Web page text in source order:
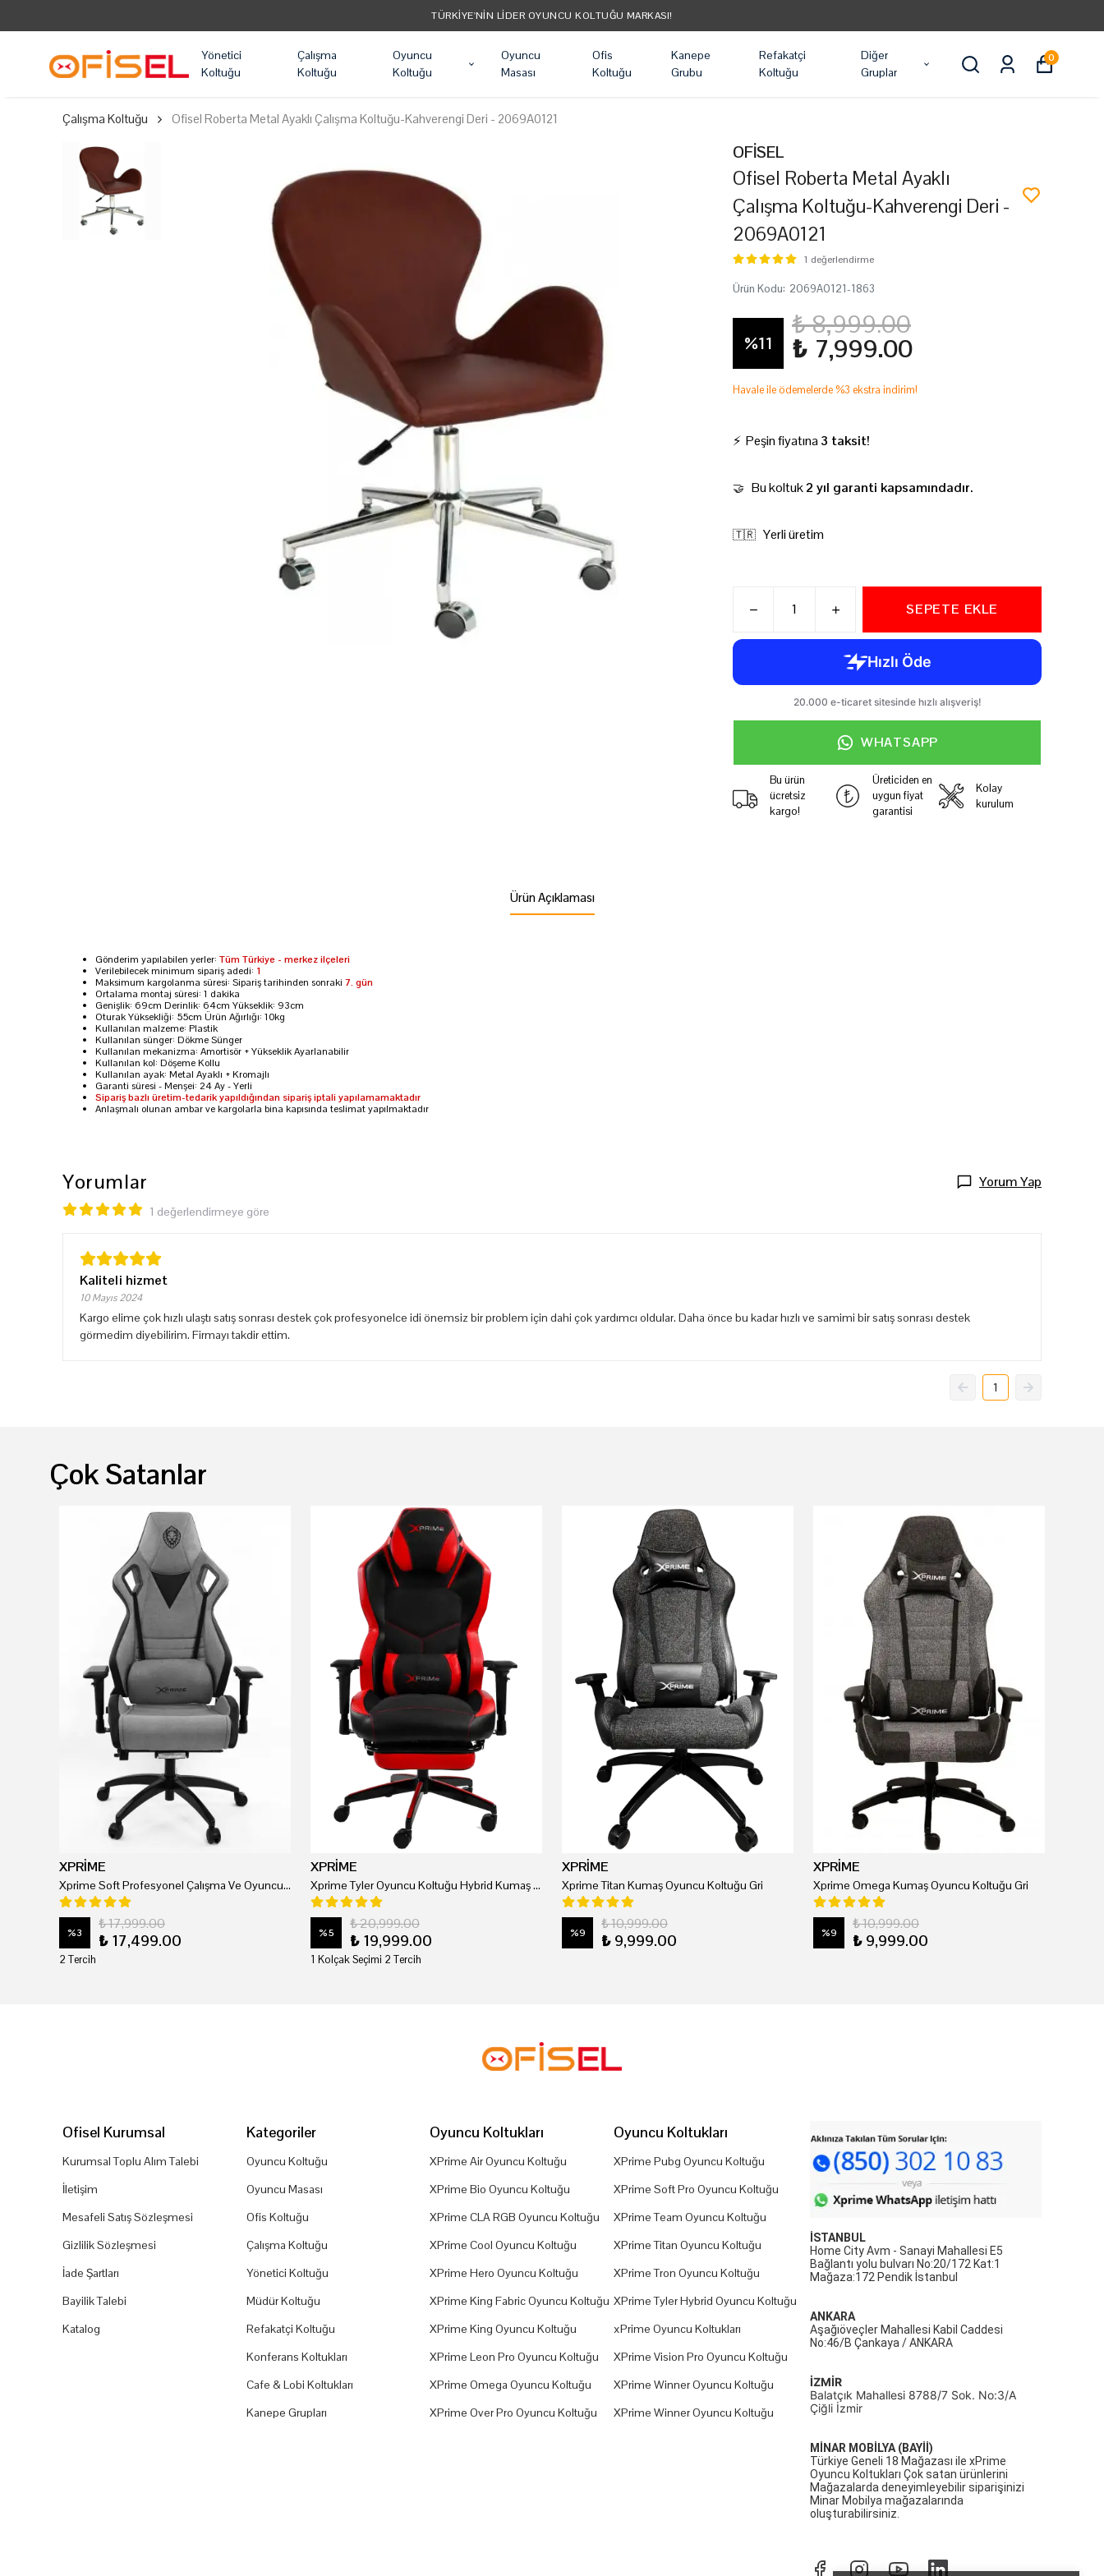
Yönetici
Koltuğu
Çalışma
Koltuğu
Oyuncu
Koltuğu
Oyuncu
Masası
Ofis
Koltuğu
Kanepe
Grubu
Refakatçi
Koltuğu
Diğer
Gruplar
0
Çalışma Koltuğu Ofisel Roberta Metal Ayaklı Çalışma Koltuğu-Kahverengi Deri - 2069A0121
OFİSEL
Ofisel Roberta Metal Ayaklı
Çalışma Koltuğu-Kahverengi Deri -
2069A0121
1 değerlendirme
Ürün Kodu: 2069A0121-1863
%11
₺ 8,999.00
₺ 7,999.00
Havale ile ödemelerde %3 ekstra indirim!
⚡ Peşin fiyatına 3 taksit!
🤝 Bu koltuk2 yıl garanti kapsamındadır.
🇹🇷 Yerli üretim
SEPETE EKLE
WHATSAPP
Bu ürün
ücretsiz
kargo!
Üreticiden en
uygun fiyat
garantisi
Kolay
kurulum
Ürün Açıklaması
Gönderim yapılabilen yerler: Tüm Türkiye - merkez ilçeleri
Verilebilecek minimum sipariş adedi: 1
Maksimum kargolanma süresi: Sipariş tarihinden sonraki 7. gün
Ortalama montaj süresi: 1 dakika
Genişlik: 69cm Derinlik: 64cm Yükseklik: 93cm
Oturak Yüksekliği: 55cm Ürün Ağırlığı: 10kg
Kullanılan malzeme: Plastik
Kullanılan sünger: Dökme Sünger
Kullanılan mekanizma: Amortisör + Yükseklik Ayarlanabilir
Kullanılan kol: Döşeme Kollu
Kullanılan ayak: Metal Ayaklı + Kromajlı
Garanti süresi - Menşei: 24 Ay - Yerli
Sipariş bazlı üretim-tedarik yapıldığından sipariş iptali yapılamamaktadır
Anlaşmalı olunan ambar ve kargolarla bina kapısında teslimat yapılmaktadır
Yorumlar Yorum Yap
1 değerlendirmeye göre
Kaliteli hizmet
10 Mayıs 2024
Kargo elime çok hızlı ulaştı satış sonrası destek çok profesyonelce idi önemsiz bir problem için dahi çok yardımcı oldular. Daha önce bu kadar hızlı ve samimi bir satış sonrası destek
görmedim diyebilirim. Firmayı takdir ettim.
1
Çok Satanlar
XPRİME
Xprime Soft Profesyonel Çalışma Ve Oyuncu Koltuğu
%3
₺ 17,999.00
₺ 17,499.00
2 Tercih
XPRİME
Xprime Tyler Oyuncu Koltuğu Hybrid Kumaş Kırmızı
%5
₺ 20,999.00
₺ 19,999.00
1 Kolçak Seçimi 2 Tercih
XPRİME
Xprime Titan Kumaş Oyuncu Koltuğu Gri
%9
₺ 10,999.00
₺ 9,999.00
XPRİME
Xprime Omega Kumaş Oyuncu Koltuğu Gri
%9
₺ 10,999.00
₺ 9,999.00
Ofisel Kurumsal
Kurumsal Toplu Alım Talebi
İletişim
Mesafeli Satış Sözleşmesi
Gizlilik Sözleşmesi
İade Şartları
Bayilik Talebi
Katalog
Kategoriler
Oyuncu Koltuğu
Oyuncu Masası
Ofis Koltuğu
Çalışma Koltuğu
Yönetici Koltuğu
Müdür Koltuğu
Refakatçi Koltuğu
Konferans Koltukları
Cafe & Lobi Koltukları
Kanepe Grupları
Oyuncu Koltukları
XPrime Air Oyuncu Koltuğu
XPrime Bio Oyuncu Koltuğu
XPrime CLA RGB Oyuncu Koltuğu
XPrime Cool Oyuncu Koltuğu
XPrime Hero Oyuncu Koltuğu
XPrime King Fabric Oyuncu Koltuğu
XPrime King Oyuncu Koltuğu
XPrime Leon Pro Oyuncu Koltuğu
XPrime Omega Oyuncu Koltuğu
XPrime Over Pro Oyuncu Koltuğu
Oyuncu Koltukları
XPrime Pubg Oyuncu Koltuğu
XPrime Soft Pro Oyuncu Koltuğu
XPrime Team Oyuncu Koltuğu
XPrime Titan Oyuncu Koltuğu
XPrime Tron Oyuncu Koltuğu
XPrime Tyler Hybrid Oyuncu Koltuğu
xPrime Oyuncu Koltukları
XPrime Vision Pro Oyuncu Koltuğu
XPrime Winner Oyuncu Koltuğu
XPrime Winner Oyuncu Koltuğu
İSTANBUL
Home City Avm - Sanayi Mahallesi E5
Bağlantı yolu bulvarı No:20/172 Kat:1
Mağaza:172 Pendik İstanbul
ANKARA
Aşağıöveçler Mahallesi Kabil Caddesi
No:46/B Çankaya / ANKARA
İZMİR
Balatçık Mahallesi 8788/7 Sok. No:3/A
Çiğli İzmir
MİNAR MOBİLYA (BAYİİ)
Türkiye Geneli 18 Mağazası ile xPrime
Oyuncu Koltukları Çok satan ürünlerini
Mağazalarda deneyimleyebilir siparişinizi
Minar Mobilya mağazalarında
oluşturabilirsiniz.